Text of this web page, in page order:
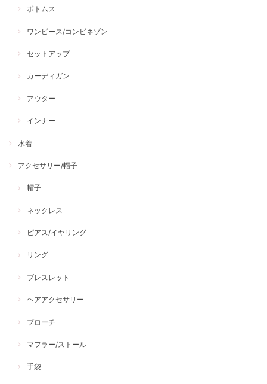
ボトムス
ワンピース/コンビネゾン
セットアップ
カーディガン
アウター
インナー
水着
アクセサリー/帽子
帽子
ネックレス
ピアス/イヤリング
リング
ブレスレット
ヘアアクセサリー
ブローチ
マフラー/ストール
手袋